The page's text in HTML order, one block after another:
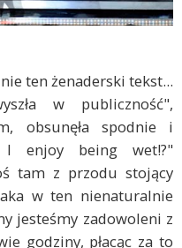
ten żenaderski tekst...
w publiczność",
obsunęła spodnie i
I enjoy being wet!?"
tam z przodu stojący
w ten nienaturalnie
jesteśmy zadowoleni z
godziny, płacąc za to